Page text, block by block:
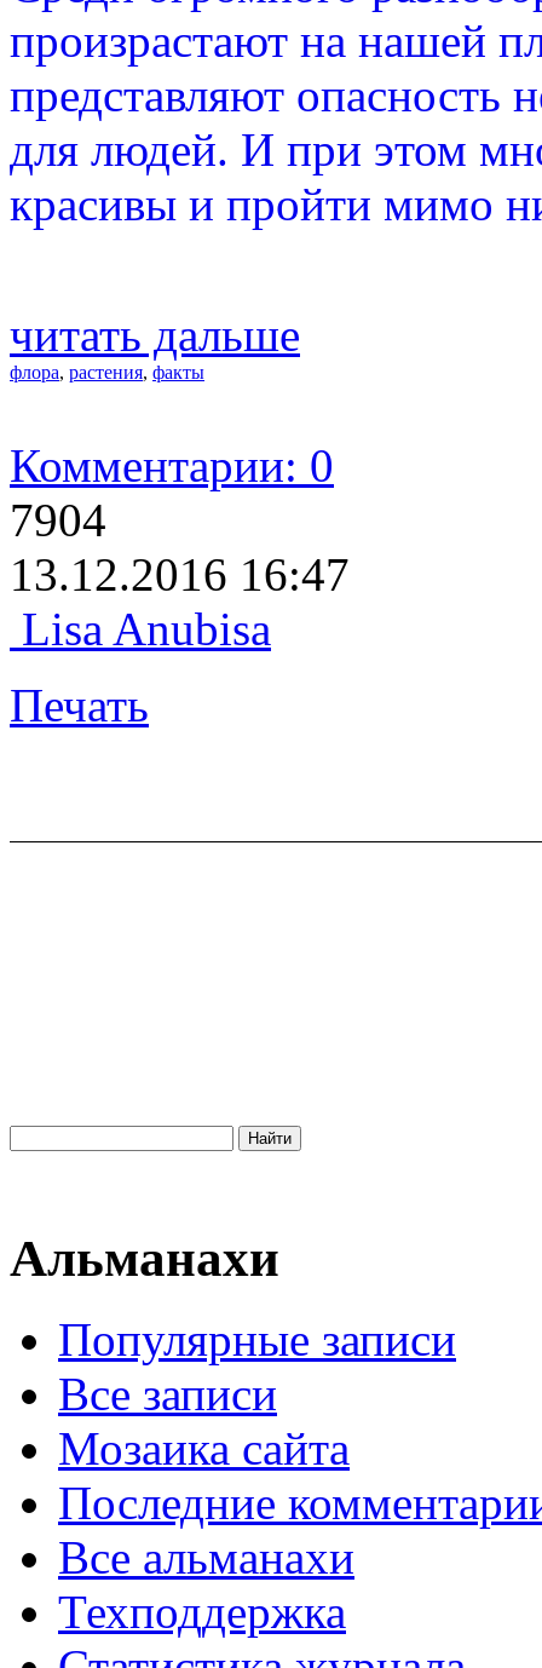
произрастают на нашей
представляют опасность
для людей. И при этом
красивы и пройти мимо
читать дальше
флора, растения, факты
Комментарии: 0
7904
13.12.2016 16:47
Lisa Anubisa
Печать
Альманахи
Популярные записи
Все записи
Мозаика сайта
Последние
Все альманахи
Техподдержка